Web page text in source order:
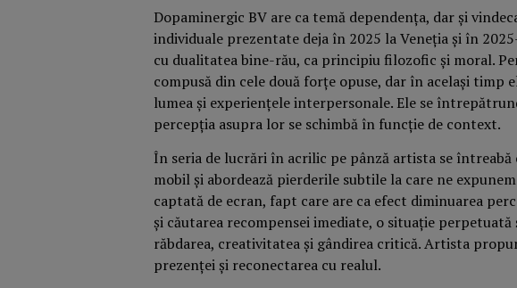
Dopaminergic BV are ca temă dependența, dar și
individuale prezentate deja în 2025 la Veneția și în
cu dualitatea bine-rău, ca principiu filozofic și moral.
compusă din cele două forțe opuse, dar în același timp
lumea și experiențele interpersonale. Ele se
percepția asupra lor se schimbă în funcție de context.
În seria de lucrări în acrilic pe pânză artista se
mobil și abordează pierderile subtile la care ne
captată de ecran, fapt care are ca efect diminuarea
și căutarea recompensei imediate, o situație
răbdarea, creativitatea și gândirea critică. Artista
prezenței și reconectarea cu realul.